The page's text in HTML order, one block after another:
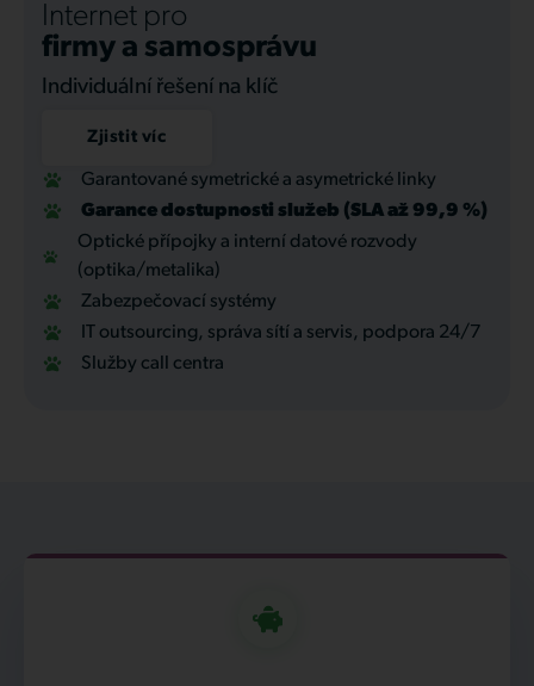
Internet pro
firmy a samosprávu
Individuální řešení na klíč
Zjistit víc
Garantované symetrické a asymetrické linky
Garance dostupnosti služeb (SLA až 99,9 %)
Optické přípojky a interní datové rozvody
(optika/metalika)
Zabezpečovací systémy
IT outsourcing, správa sítí a servis, podpora 24/7
Služby call centra